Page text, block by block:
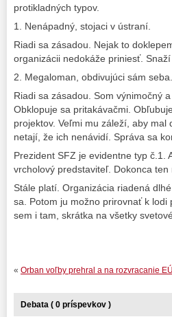
protikladných typov.
1. Nenápadný, stojaci v ústraní.
Riadi sa zásadou. Nejak to
organizácii nedokáže priniesť.
2. Megaloman, obdivujúci sám seba.
Riadi sa zásadou. Som výnimočný
Obklopuje sa pritakávačmi.
projektov. Veľmi mu záleží, aby
netají, že ich nenávidí. Správa sa
Prezident SFZ je evidentne typ č.1.
vrcholový predstaviteľ. Dokonca ten
Stále platí. Organizácia riadená
sa. Potom ju možno prirovnať k
sem i tam, skrátka na všetky
« Orban voľby prehral a na rozvracanie
Debata ( 0 príspevkov )